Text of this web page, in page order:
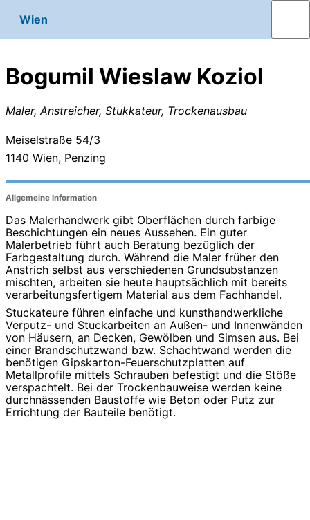
Wien
Bogumil Wieslaw Koziol
Maler, Anstreicher, Stukkateur, Trockenausbau
Meiselstraße 54/3
1140 Wien, Penzing
Allgemeine Information
Das Malerhandwerk gibt Oberflächen durch farbige
Beschichtungen ein neues Aussehen. Ein guter
Malerbetrieb führt auch Beratung bezüglich der
Farbgestaltung durch. Während die Maler früher den
Anstrich selbst aus verschiedenen Grundsubstanzen
mischten, arbeiten sie heute hauptsächlich mit bereits
verarbeitungsfertigem Material aus dem Fachhandel.
Stuckateure führen einfache und kunsthandwerkliche
Verputz- und Stuckarbeiten an Außen- und Innenwänden
von Häusern, an Decken, Gewölben und Simsen aus. Bei
einer Brandschutzwand bzw. Schachtwand werden die
benötigen Gipskarton-Feuerschutzplatten auf
Metallprofile mittels Schrauben befestigt und die Stöße
verspachtelt. Bei der Trockenbauweise werden keine
durchnässenden Baustoffe wie Beton oder Putz zur
Errichtung der Bauteile benötigt.